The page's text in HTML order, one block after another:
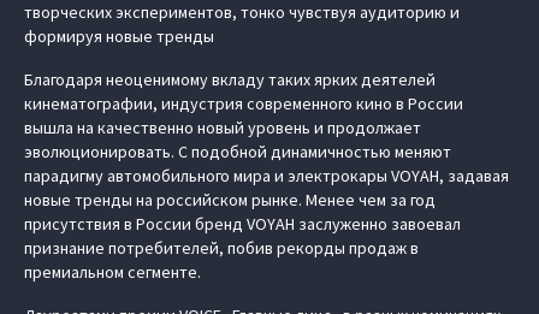
творческих экспериментов, тонко чувствуя аудиторию и
формируя новые тренды
Благодаря неоценимому вкладу таких ярких деятелей
кинематографии, индустрия современного кино в России
вышла на качественно новый уровень и продолжает
эволюционировать. С подобной динамичностью меняют
парадигму автомобильного мира и электрокары VOYAH, задавая
новые тренды на российском рынке. Менее чем за год
присутствия в России бренд VOYAH заслуженно завоевал
признание потребителей, побив рекорды продаж в
премиальном сегменте.